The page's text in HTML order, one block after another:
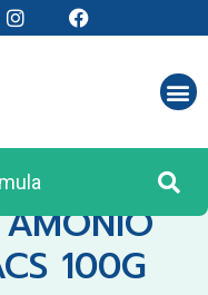
ANALÍTICOS
100G